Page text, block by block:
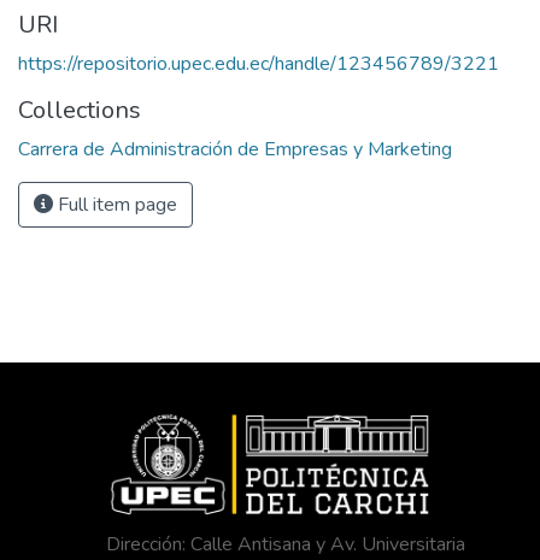
URI
https://repositorio.upec.edu.ec/handle/123456789/3221
Collections
Carrera de Administración de Empresas y Marketing
Full item page
Dirección: Calle Antisana y Av. Universitaria